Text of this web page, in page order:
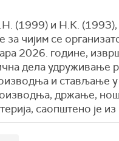
(1999) и Н.К.
за чијим се
2026. године,
дела удруживање
и стављање у
држање,
саопштено је